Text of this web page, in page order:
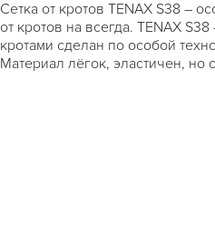
Сетка от кротов TENAX S38 –
от кротов на всегда. TENAX
кротами сделан по особой
Материал лёгок, эластичен,